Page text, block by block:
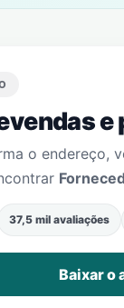
o endereço,
37,5 mil avaliações
Baixar o